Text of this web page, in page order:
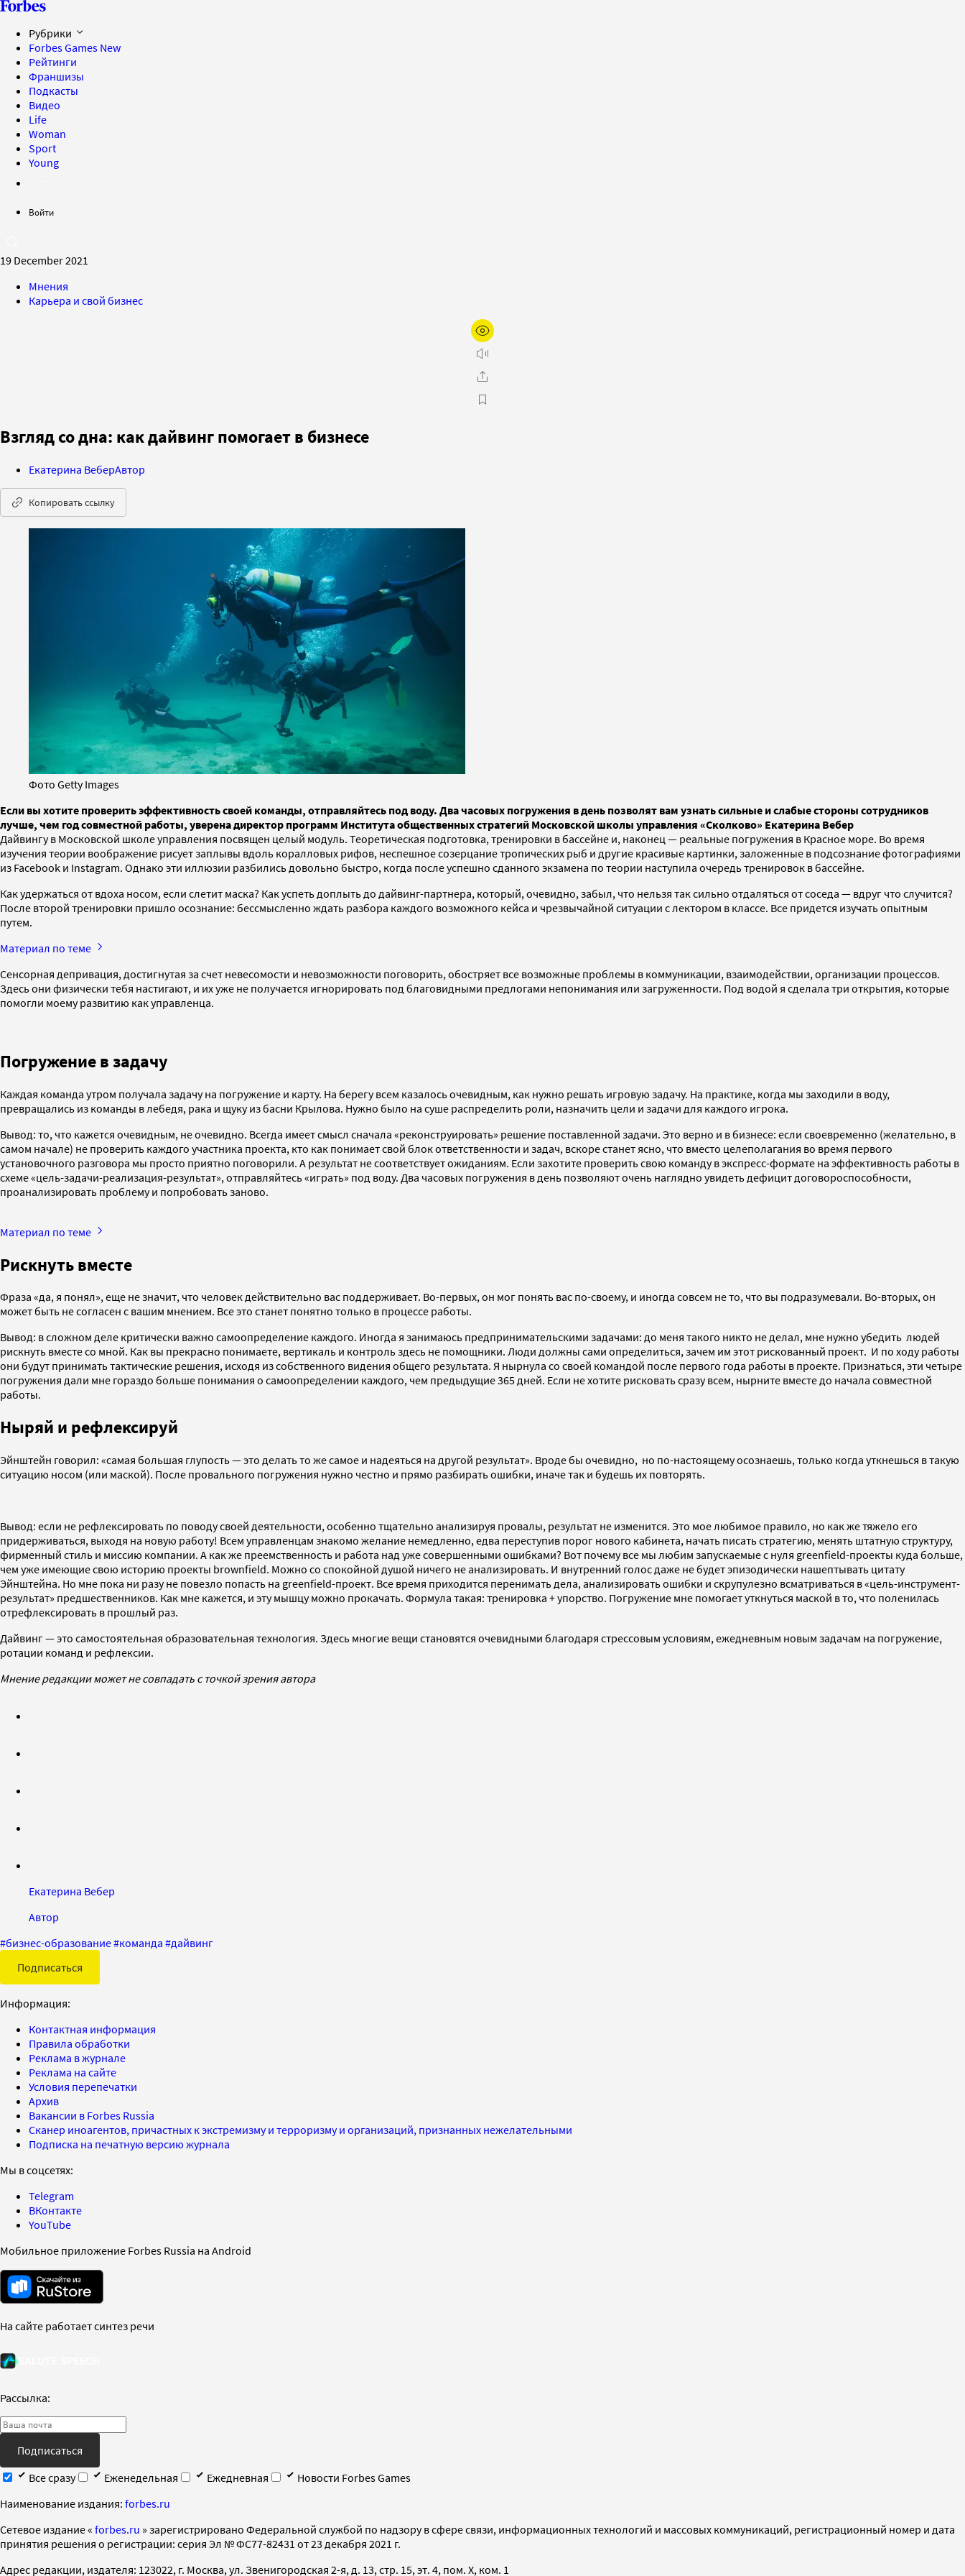
Рубрики
Forbes Games New
Рейтинги
Франшизы
Подкасты
Видео
Life
Woman
Sport
Young
Войти
19 December 2021
Мнения
Карьера и свой бизнес
Взгляд со дна: как дайвинг помогает в бизнесе
Екатерина ВеберАвтор
Копировать ссылку
Фото Getty Images
Если вы хотите проверить эффективность своей команды, отправляйтесь под воду. Два часовых погружения в день позволят вам узнать сильные и слабые стороны сотрудников
лучше, чем год совместной работы, уверена директор программ Института общественных стратегий Московской школы управления «Сколково» Екатерина Вебер
Дайвингу в Московской школе управления посвящен целый модуль. Теоретическая подготовка, тренировки в бассейне и, наконец — реальные погружения в Красное море. Во время
изучения теории воображение рисует заплывы вдоль коралловых рифов, неспешное созерцание тропических рыб и другие красивые картинки, заложенные в подсознание фотографиями
из Facebook и Instagram. Однако эти иллюзии разбились довольно быстро, когда после успешно сданного экзамена по теории наступила очередь тренировок в бассейне.
Как удержаться от вдоха носом, если слетит маска? Как успеть доплыть до дайвинг-партнера, который, очевидно, забыл, что нельзя так сильно отдаляться от соседа — вдруг что случится?
После второй тренировки пришло осознание: бессмысленно ждать разбора каждого возможного кейса и чрезвычайной ситуации с лектором в классе. Все придется изучать опытным
путем.
Материал по теме
Сенсорная депривация, достигнутая за счет невесомости и невозможности поговорить, обостряет все возможные проблемы в коммуникации, взаимодействии, организации процессов.
Здесь они физически тебя настигают, и их уже не получается игнорировать под благовидными предлогами непонимания или загруженности. Под водой я сделала три открытия, которые
помогли моему развитию как управленца.
Погружение в задачу
Каждая команда утром получала задачу на погружение и карту. На берегу всем казалось очевидным, как нужно решать игровую задачу. На практике, когда мы заходили в воду,
превращались из команды в лебедя, рака и щуку из басни Крылова. Нужно было на суше распределить роли, назначить цели и задачи для каждого игрока.
Вывод: то, что кажется очевидным, не очевидно. Всегда имеет смысл сначала «реконструировать» решение поставленной задачи. Это верно и в бизнесе: если своевременно (желательно, в
самом начале) не проверить каждого участника проекта, кто как понимает свой блок ответственности и задач, вскоре станет ясно, что вместо целеполагания во время первого
установочного разговора мы просто приятно поговорили. А результат не соответствует ожиданиям. Если захотите проверить свою команду в экспресс-формате на эффективность работы в
схеме «цель-задачи-реализация-результат», отправляйтесь «играть» под воду. Два часовых погружения в день позволяют очень наглядно увидеть дефицит договороспособности,
проанализировать проблему и попробовать заново.
Материал по теме
Рискнуть вместе
Фраза «да, я понял», еще не значит, что человек действительно вас поддерживает. Во-первых, он мог понять вас по-своему, и иногда совсем не то, что вы подразумевали. Во-вторых, он
может быть не согласен с вашим мнением. Все это станет понятно только в процессе работы.
Вывод: в сложном деле критически важно самоопределение каждого. Иногда я занимаюсь предпринимательскими задачами: до меня такого никто не делал, мне нужно убедить людей
рискнуть вместе со мной. Как вы прекрасно понимаете, вертикаль и контроль здесь не помощники. Люди должны сами определиться, зачем им этот рискованный проект. И по ходу работы
они будут принимать тактические решения, исходя из собственного видения общего результата. Я нырнула со своей командой после первого года работы в проекте. Признаться, эти четыре
погружения дали мне гораздо больше понимания о самоопределении каждого, чем предыдущие 365 дней. Если не хотите рисковать сразу всем, нырните вместе до начала совместной
работы.
Ныряй и рефлексируй
Эйнштейн говорил: «самая большая глупость — это делать то же самое и надеяться на другой результат». Вроде бы очевидно, но по-настоящему осознаешь, только когда уткнешься в такую
ситуацию носом (или маской). После провального погружения нужно честно и прямо разбирать ошибки, иначе так и будешь их повторять.
Вывод: если не рефлексировать по поводу своей деятельности, особенно тщательно анализируя провалы, результат не изменится. Это мое любимое правило, но как же тяжело его
придерживаться, выходя на новую работу! Всем управленцам знакомо желание немедленно, едва переступив порог нового кабинета, начать писать стратегию, менять штатную структуру,
фирменный стиль и миссию компании. А как же преемственность и работа над уже совершенными ошибками? Вот почему все мы любим запускаемые с нуля greenfield-проекты куда больше,
чем уже имеющие свою историю проекты brownfield. Можно со спокойной душой ничего не анализировать. И внутренний голос даже не будет эпизодически нашептывать цитату
Эйнштейна. Но мне пока ни разу не повезло попасть на greenfield-проект. Все время приходится перенимать дела, анализировать ошибки и скрупулезно всматриваться в «цель-инструмент-
результат» предшественников. Как мне кажется, и эту мышцу можно прокачать. Формула такая: тренировка + упорство. Погружение мне помогает уткнуться маской в то, что поленилась
отрефлексировать в прошлый раз.
Дайвинг — это самостоятельная образовательная технология. Здесь многие вещи становятся очевидными благодаря стрессовым условиям, ежедневным новым задачам на погружение,
ротации команд и рефлексии.
Мнение редакции может не совпадать с точкой зрения автора
Екатерина Вебер
Автор
#бизнес-образование#команда #дайвинг
Подписаться
Информация:
Контактная информация
Правила обработки
Реклама в журнале
Реклама на сайте
Условия перепечатки
Архив
Вакансии в Forbes Russia
Сканер иноагентов, причастных к экстремизму и терроризму и организаций, признанных нежелательными
Подписка на печатную версию журнала
Мы в соцсетях:
Telegram
ВКонтакте
YouTube
Мобильное приложение Forbes Russia на Android
На сайте работает синтез речи
Рассылка:
Подписаться
Все сразу
Еженедельная Ежедневная
Новости Forbes Games
Наименование издания: forbes.ru
Cетевое издание « forbes.ru » зарегистрировано Федеральной службой по надзору в сфере связи, информационных технологий и массовых коммуникаций, регистрационный номер и дата
принятия решения о регистрации: серия Эл № ФС77-82431 от 23 декабря 2021 г.
Адрес редакции, издателя: 123022, г. Москва, ул. Звенигородская 2-я, д. 13, стр. 15, эт. 4, пом. X, ком. 1